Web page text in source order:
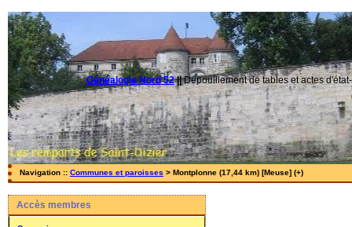
Généalogie Nord 52||Dépouillement de tables et actes
Navigation :: Communes et paroisses > Montplonne (17,44 km) [Meuse] (+)
Accès membres